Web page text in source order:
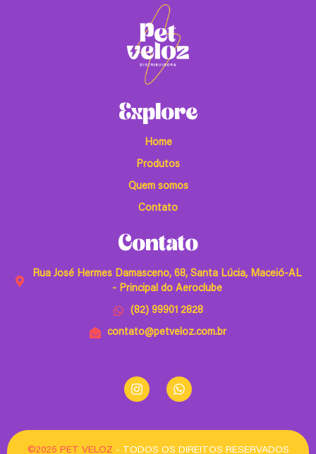
Explore
Home
Produtos
Quem somos
Contato
Contato
Rua José Hermes Damasceno, 68, Santa Lúcia, Maceió-AL
- Principal do Aeroclube
(82) 99901 2828
contato@petveloz.com.br
©2025 PET VELOZ - TODOS OS DIREITOS RESERVADOS